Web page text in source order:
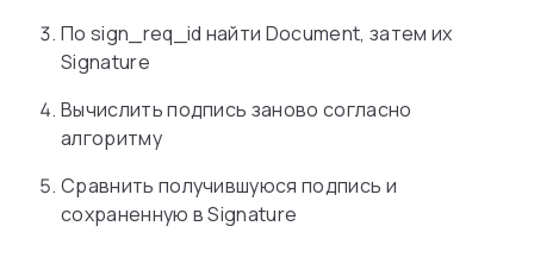
По sign_req_id найти Document, затем их
Signature
Вычислить подпись заново согласно
алгоритму
Сравнить получившуюся подпись и
сохраненную в Signature